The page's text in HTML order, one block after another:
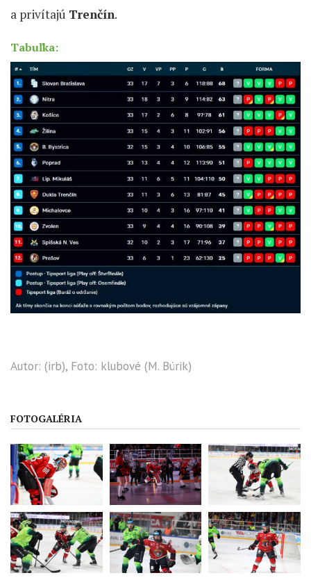
a privítajú Trenčín.
Tabuľka:
Autor: (irb), Foto: klubové (M. Búrik)
FOTOGALÉRIA